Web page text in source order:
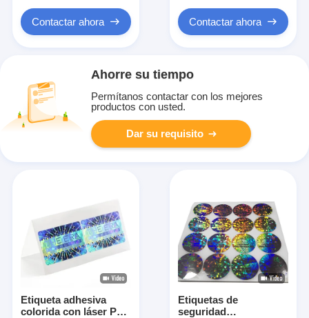
Contactar ahora Contactar ahora
Ahorre su tiempo
Permítanos contactar con los mejores
productos con usted.
Dar su requisito
Etiqueta adhesiva
colorida con láser PET
Etiquetas de
seguridad